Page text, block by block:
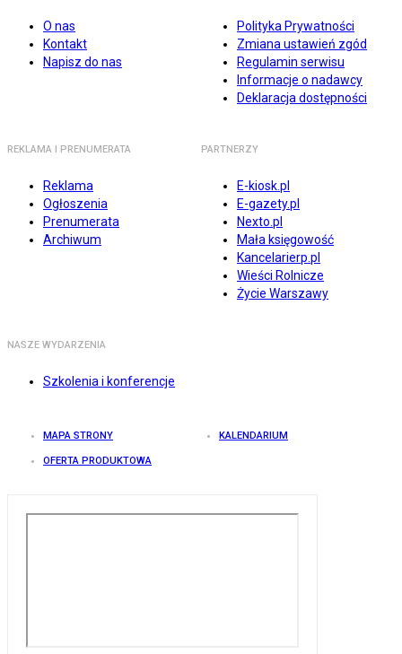
O nas
Kontakt
Napisz do nas
Polityka Prywatności
Zmiana ustawień zgód
Regulamin serwisu
Informacje o nadawcy
Deklaracja dostępności
REKLAMA I PRENUMERATA
Reklama
Ogłoszenia
Prenumerata
Archiwum
PARTNERZY
E-kiosk.pl
E-gazety.pl
Nexto.pl
Mała księgowość
Kancelarierp.pl
Wieści Rolnicze
Życie Warszawy
NASZE WYDARZENIA
Szkolenia i konferencje
MAPA STRONY KALENDARIUM
OFERTA PRODUKTOWA